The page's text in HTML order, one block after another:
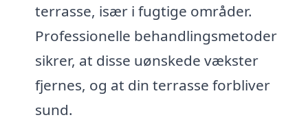
terrasse, især i fugtige områder.
Professionelle behandlingsmetoder
sikrer, at disse uønskede vækster
fjernes, og at din terrasse forbliver
sund.